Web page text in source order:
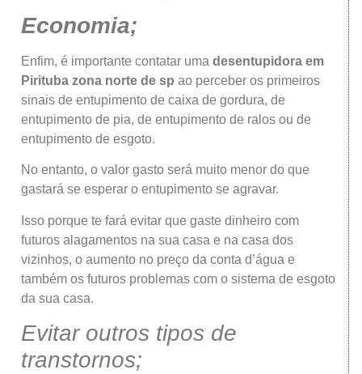
Economia;
Enfim, é importante contatar uma desentupidora em
Pirituba zona norte de sp ao perceber os primeiros
sinais de entupimento de caixa de gordura, de
entupimento de pia, de entupimento de ralos ou de
entupimento de esgoto.
No entanto, o valor gasto será muito menor do que
gastará se esperar o entupimento se agravar.
Isso porque te fará evitar que gaste dinheiro com
futuros alagamentos na sua casa e na casa dos
vizinhos, o aumento no preço da conta d’água e
também os futuros problemas com o sistema de esgoto
da sua casa.
Evitar outros tipos de
transtornos;